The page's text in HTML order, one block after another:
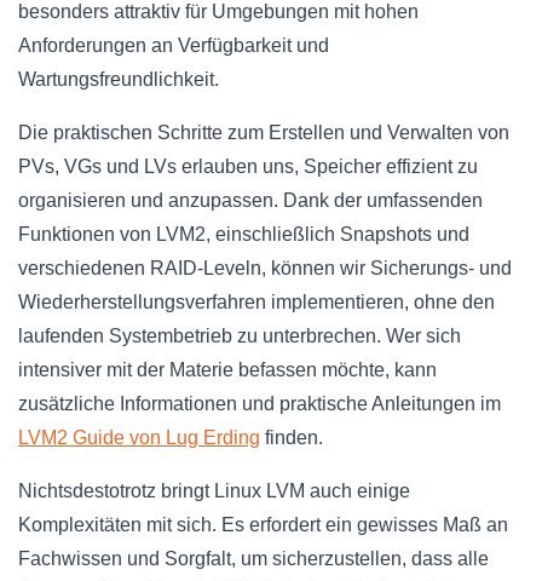
besonders attraktiv für Umgebungen mit hohen
Anforderungen an Verfügbarkeit und
Wartungsfreundlichkeit.
Die praktischen Schritte zum Erstellen und Verwalten von
PVs, VGs und LVs erlauben uns, Speicher effizient zu
organisieren und anzupassen. Dank der umfassenden
Funktionen von LVM2, einschließlich Snapshots und
verschiedenen RAID-Leveln, können wir Sicherungs- und
Wiederherstellungsverfahren implementieren, ohne den
laufenden Systembetrieb zu unterbrechen. Wer sich
intensiver mit der Materie befassen möchte, kann
zusätzliche Informationen und praktische Anleitungen im
LVM2 Guide von Lug Erding finden.
Nichtsdestotrotz bringt Linux LVM auch einige
Komplexitäten mit sich. Es erfordert ein gewisses Maß an
Fachwissen und Sorgfalt, um sicherzustellen, dass alle